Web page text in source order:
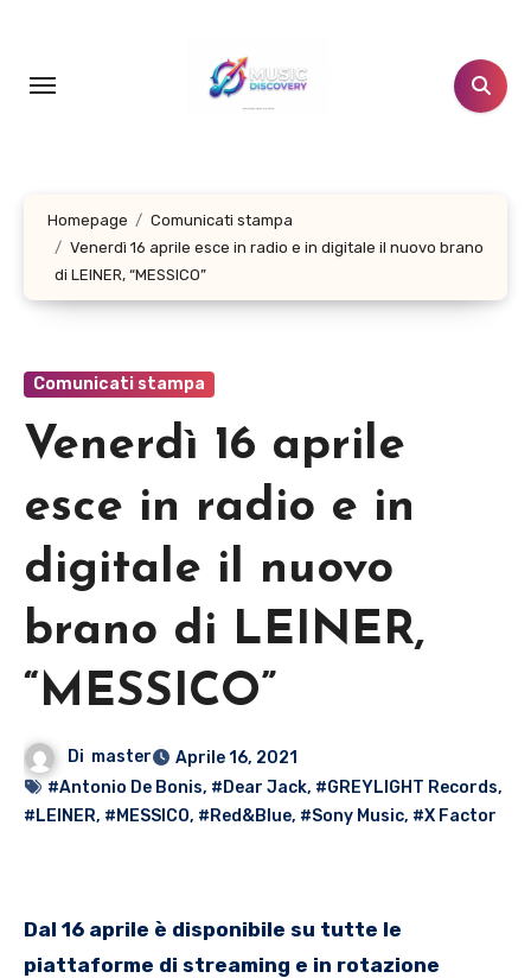
contenuto
Homepage
Comunicati stampa
Venerdì 16 aprile esce in radio e in digitale il nuovo brano
di LEINER, “MESSICO”
Comunicati stampa
Venerdì 16 aprile
esce in radio e in
digitale il nuovo
brano di LEINER,
“MESSICO”
Di master
Aprile 16, 2021
#Antonio De Bonis, #Dear Jack, #GREYLIGHT Records,
#LEINER, #MESSICO, #Red&Blue, #Sony Music, #X Factor
Dal 16 aprile è disponibile su tutte le
piattaforme di streaming e in rotazione